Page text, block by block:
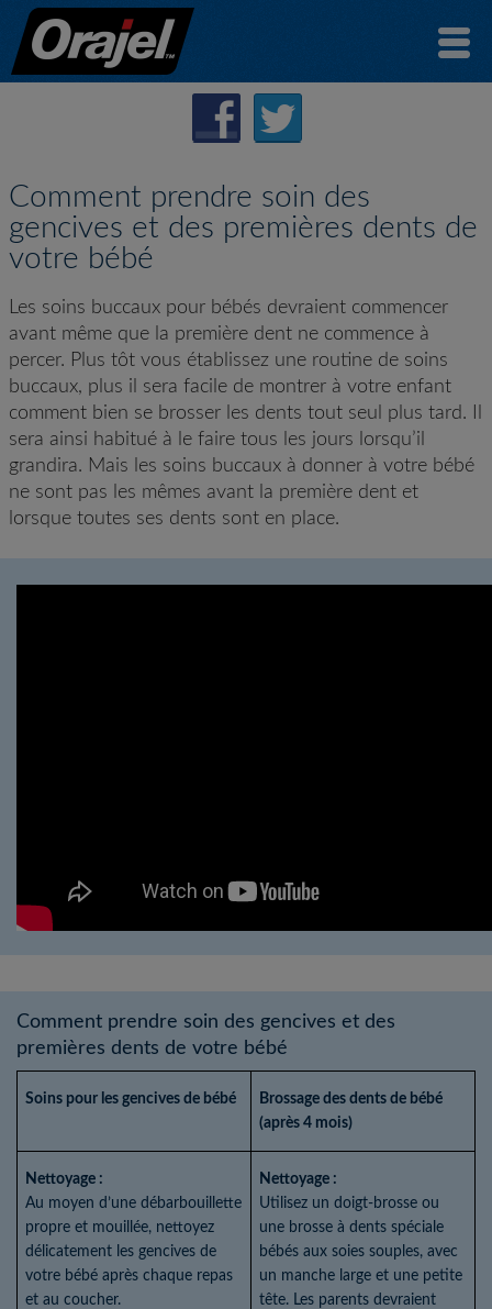
Comment prendre soin des
gencives et des premières dents de
votre bébé
Les soins buccaux pour bébés devraient commencer
avant même que la première dent ne commence à
percer. Plus tôt vous établissez une routine de soins
buccaux, plus il sera facile de montrer à votre enfant
comment bien se brosser les dents tout seul plus tard. Il
sera ainsi habitué à le faire tous les jours lorsqu’il
grandira. Mais les soins buccaux à donner à votre bébé
ne sont pas les mêmes avant la première dent et
lorsque toutes ses dents sont en place.
Comment prendre soin des gencives et des
premières dents de votre bébé
Soins pour les gencives de bébé
Brossage des dents de bébé
(après 4 mois)
Nettoyage :
Au moyen d’une débarbouillette
propre et mouillée, nettoyez
délicatement les gencives de
votre bébé après chaque repas
et au coucher.
Nettoyage :
Utilisez un doigt-brosse ou
une brosse à dents spéciale
bébés aux soies souples, avec
un manche large et une petite
tête. Les parents devraient